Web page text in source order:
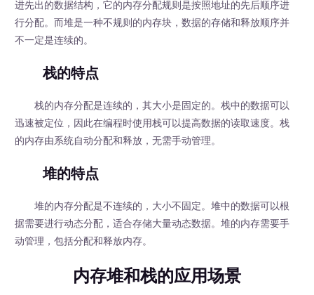
进先出的数据结构，它的内存分配规则是按照地址的先后顺序进
行分配。而堆是一种不规则的内存块，数据的存储和释放顺序并
不一定是连续的。
栈的特点
栈的内存分配是连续的，其大小是固定的。栈中的数据可以
迅速被定位，因此在编程时使用栈可以提高数据的读取速度。栈
的内存由系统自动分配和释放，无需手动管理。
堆的特点
堆的内存分配是不连续的，大小不固定。堆中的数据可以根
据需要进行动态分配，适合存储大量动态数据。堆的内存需要手
动管理，包括分配和释放内存。
内存堆和栈的应用场景